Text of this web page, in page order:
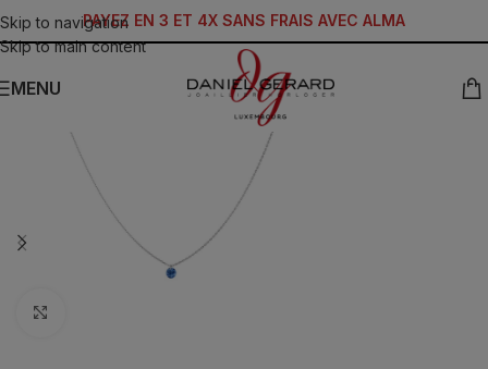
Skip to navigation
Skip to main content
PAYEZ EN 3 ET 4X SANS FRAIS AVEC ALMA
MENU